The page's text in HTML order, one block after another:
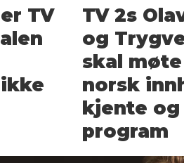
TV
TV 2s
og
skal
norsk
kjente
program